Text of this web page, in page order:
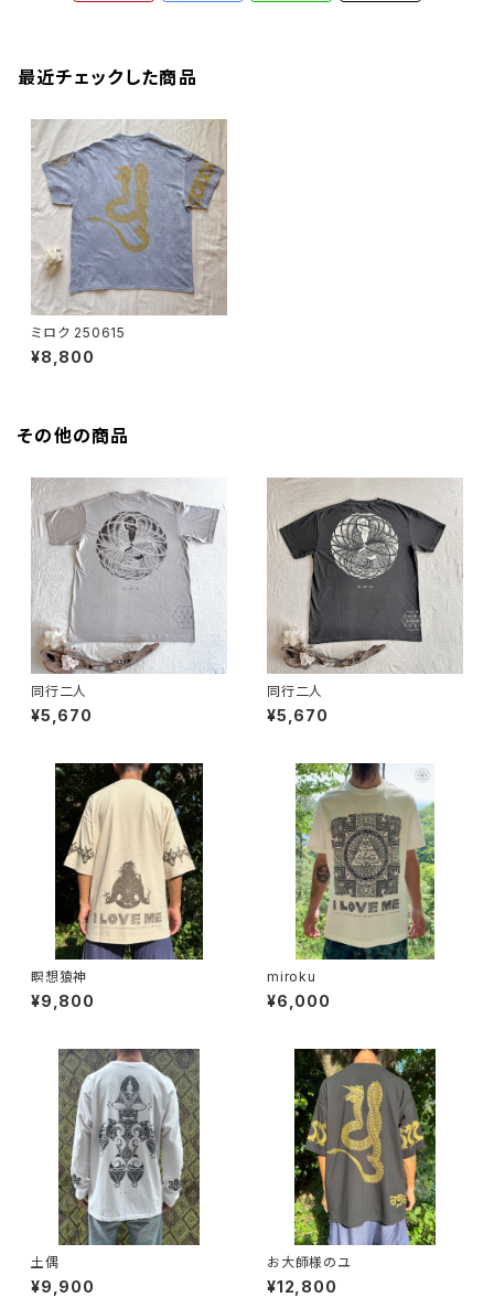
最近チェックした商品
ミロク 250615
¥8,800
その他の商品
同行二人
¥5,670
同行二人
¥5,670
瞑想猿神
¥9,800
miroku
¥6,000
土偶
¥9,900
お大師様のユ
¥12,800